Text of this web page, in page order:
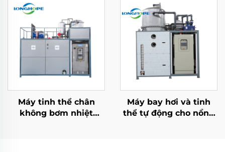
Nhiệt Chân không
Nhiệt độ Thấp
Máy tinh thể chân
không bơm nhiệt
Máy bay hơi và tinh
thể tự động cho nồng